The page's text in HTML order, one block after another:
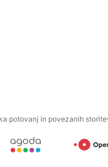
potovanj in povezanih